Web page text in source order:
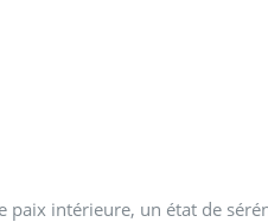
paix intérieure, un état de